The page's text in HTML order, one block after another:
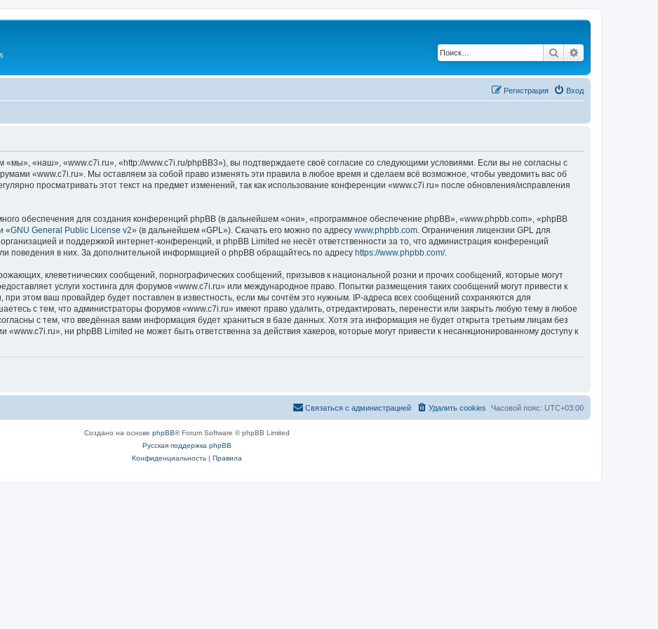
Поиск
Вход
Регистрация
«наш», «www.c7i.ru», «http://www.c7i.ru/phpBB3»), вы подтверждаете своё согласие со следующими условиями. Если вы не согласны с
«www.c7i.ru». Мы оставляем за собой право изменять эти правила в любое время и сделаем всё возможное, чтобы уведомить вас об
просматривать этот текст на предмет изменений, так как использование конференции «www.c7i.ru» после обновления/исправления
обеспечения для создания конференций phpBB (в дальнейшем «они», «программное обеспечение phpBB», «www.phpbb.com», «phpBB
«GNU General Public License v2» (в дальнейшем «GPL»). Скачать его можно по адресу www.phpbb.com . Ограничения лицензии GPL для
и поддержкой интернет-конференций, и phpBB Limited не несёт ответственности за то, что администрация конференций
поведения в них. За дополнительной информацией о phpBB обращайтесь по адресу https://www.phpbb.com/.
клеветнических сообщений, порнографических сообщений, призывов к национальной розни и прочих сообщений, которые могут
услуги хостинга для форумов «www.c7i.ru» или международное право. Попытки размещения таких сообщений могут привести к
этом ваш провайдер будет поставлен в известность, если мы сочтём это нужным. IP-адреса всех сообщений сохраняются для
с тем, что администраторы форумов «www.c7i.ru» имеют право удалить, отредактировать, перенести или закрыть любую тему в любое
с тем, что введённая вами информация будет храниться в базе данных. Хотя эта информация не будет открыта третьим лицам без
ни phpBB Limited не может быть ответственна за действия хакеров, которые могут привести к несанкционированному доступу к
Часовой пояс: UTC+03:00
Удалить cookies
Связаться с администрацией
Создано на основе phpBB® Forum Software © phpBB Limited
Русская поддержка phpBB
Конфиденциальность| Правила